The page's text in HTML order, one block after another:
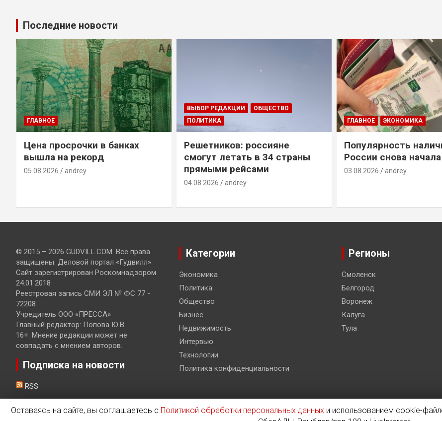
Последние новости
ГЛАВНОЕ
Цена просрочки в банках
вышла на рекорд
05.08.2026 andrey
ВЫБОР РЕДАКЦИИ
ОБЩЕСТВО
ПОЛИТИКА
Решетников: россияне
смогут летать в 34 страны
прямыми рейсами
04.08.2026 andrey
ГЛАВНОЕ ЭКОНОМИКА
Популярность
России снова
03.08.2026 andrey
© 2015 – 2026 GUDVILL.COM. Все права
защищены. Деловой портал «Гудвилл»
Сайт зарегистрирован Роскомнадзором
24.01.2018
Реестровая запись СМИ ЭЛ № ФС 77 -
72208
Учредитель ООО «ПРЕССА»
Главный редактор: Попова Ю.В.
16+. Мнение редакции может не
совпадать с мнением авторов.
Подписка на новости
RSS
Категории
Экономика
Политика
Общество
Бизнес
Недвижимость
Интервью
Технологии
Политика конфиденциальности
Регионы
Смоленск
Белгород
Воронеж
Калуга
Тула
Оставаясь на сайте, вы соглашаетесь с Политикой обработки персональных данныхи использованием cookie-